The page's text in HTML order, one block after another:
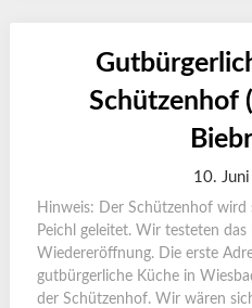
Schützenhof
10.
Hinweis: Der Schützenhof wird
Peichl geleitet. Wir testeten
Wiedereröffnung. Die erste
gutbürgerliche Küche in
der Schützenhof. Wir wären